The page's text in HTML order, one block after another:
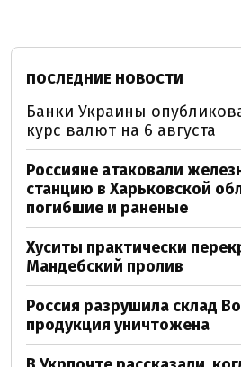
ПОСЛЕДНИЕ НОВОСТИ
Банки Украины
курс валют на 6 августа
Россияне атаковали
станцию в Харьковской
погибшие и раненые
Хуситы практически
Мандебский пролив
Россия разрушила склад
продукция уничтожена